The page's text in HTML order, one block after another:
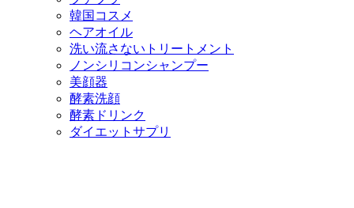
韓国コスメ
ヘアオイル
洗い流さないトリートメント
ノンシリコンシャンプー
美顔器
酵素洗顔
酵素ドリンク
ダイエットサプリ